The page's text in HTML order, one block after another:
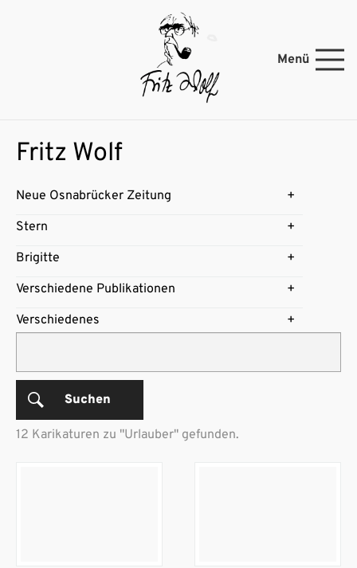
Menü
Fritz Wolf
Neue Osnabrücker Zeitung
Stern
Brigitte
Verschiedene Publikationen
Verschiedenes
Suchen
12 Karikaturen zu "Urlauber" gefunden.